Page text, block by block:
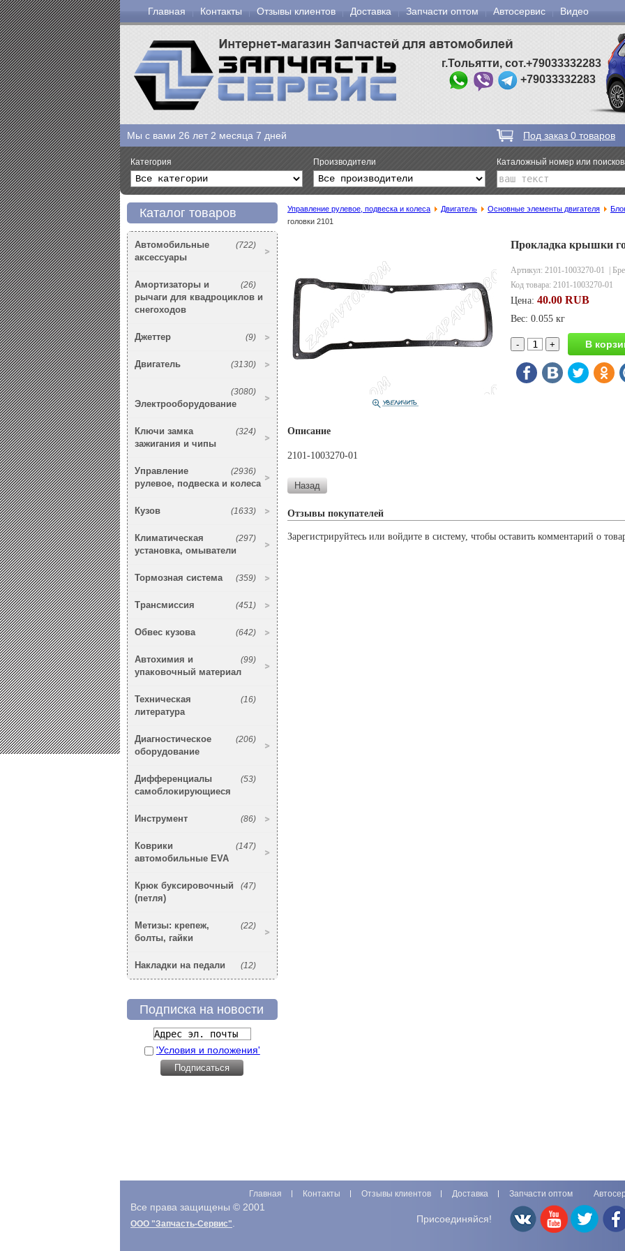
Главная Контакты Отзывы клиентов Доставка Запчасти оптом Автосервис Видео
г.Тольятти, сот.+79033332283
+79033332283
Мы с вами 26 лет 2 месяца 7 дней Под заказ 0 товаров
Категория Производители Каталожный номер или
Каталог товаров
(722)
Автомобильные
аксессуары
(26)
Амортизаторы и
рычаги для квадроциклов и
снегоходов
(9)
Джеттер
(3130)
Двигатель
(3080)
Электрооборудование
(324)
Ключи замка
зажигания и чипы
(2936)
Управление
рулевое, подвеска и колеса
(1633)
Кузов
(297)
Климатическая
установка, омыватели
(359)
Тормозная система
(451)
Трансмиссия
(642)
Обвес кузова
(99)
Автохимия и
упаковочный материал
(16)
Техническая
литература
(206)
Диагностическое
оборудование
(53)
Дифференциалы
самоблокирующиеся
(86)
Инструмент
(147)
Коврики
автомобильные EVA
(47)
Крюк буксировочный
(петля)
(22)
Метизы: крепеж,
болты, гайки
(12)
Накладки на педали
Подписка на новости
'Условия и положения'
Управление рулевое, подвеска и колеса Двигатель Основные элементы двигателя
головки 2101
Прокладка крышки
Артикул: 2101-1003270-01 |
Код товара: 2101-1003270-01
Цена: 40.00 RUB
Вес: 0.055 кг
Описание
2101-1003270-01
Отзывы покупателей
Зарегистрируйтесь или войдите в систему, чтобы оставить комментарий о
Главная Контакты Отзывы клиентов Доставка Запчасти оптом
Все права защищены © 2001
ООО "Запчасть-Сервис" Присоединяйся!